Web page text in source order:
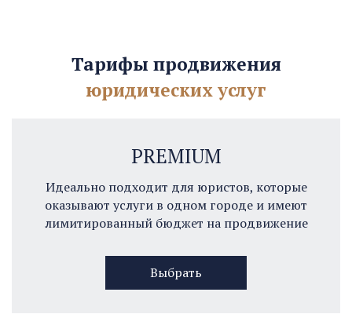
Тарифы продвижения
юридических услуг
PREMIUM
Идеально подходит для юристов, которые
оказывают услуги в одном городе и имеют
лимитированный бюджет на продвижение
Выбрать